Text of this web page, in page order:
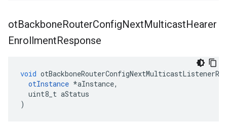
otBackboneRouterConfigNextMulticastHearer
EnrollmentResponse
void
otInstance *aInstance,
uint8_t aStatus
)